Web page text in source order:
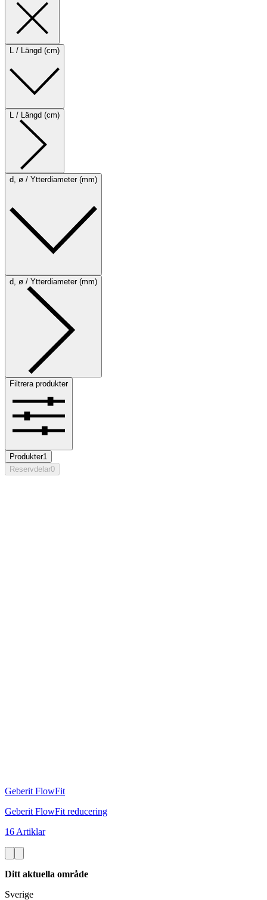
L / Längd (cm)
L / Längd (cm)
d, ø / Ytterdiameter (mm)
d, ø / Ytterdiameter (mm)
Filtrera produkter
Produkter1
Reservdelar0
Geberit FlowFit
Geberit FlowFit reducering
16 Artiklar
Ditt aktuella område
Sverige